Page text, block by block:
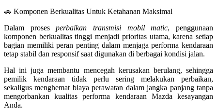
🚗 Komponen Berkualitas Untuk Ketahanan Maksimal
Dalam prosesperbaikan transmisi mobil matic, penggunaan
komponen berkualitas tinggi menjadi prioritas utama, karena setiap
bagian memiliki peran penting dalam menjaga performa kendaraan
tetap stabil dan responsif saat digunakan di berbagai kondisi jalan.
Hal ini juga membantu mencegah kerusakan berulang, sehingga
pemilik kendaraan tidak perlu sering melakukan perbaikan,
sekaligus menghemat biaya perawatan dalam jangka panjang tanpa
mengorbankan kualitas performa kendaraan Mazda kesayangan
Anda.